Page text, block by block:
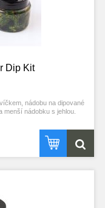
Dip Kit
nádobu na dipované
menší nádobku s jehlou.
a případné uskladnění
s rozprašovačem.
( boilies, či pelety ).